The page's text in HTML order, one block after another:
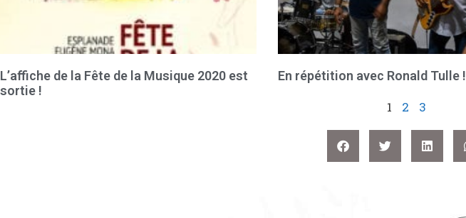
L’affiche de la Fête de la Musique 2020 est
sortie !
En répétition avec Ronald Tulle !
1 2 3